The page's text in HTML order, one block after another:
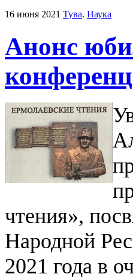
16 июня 2021 Тува. Наука
Анонс
чтения»,
Народной
2021 года в